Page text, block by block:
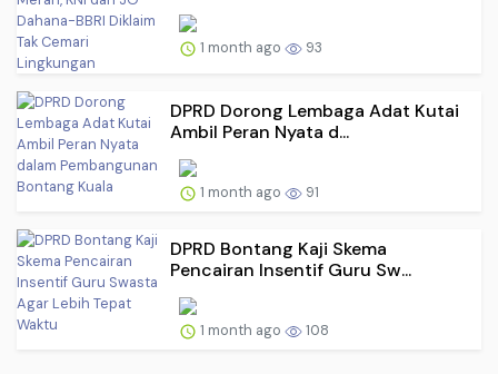
1 month ago 93
DPRD Dorong Lembaga Adat Kutai
Ambil Peran Nyata d...
1 month ago 91
DPRD Bontang Kaji Skema
Pencairan Insentif Guru Sw...
1 month ago 108